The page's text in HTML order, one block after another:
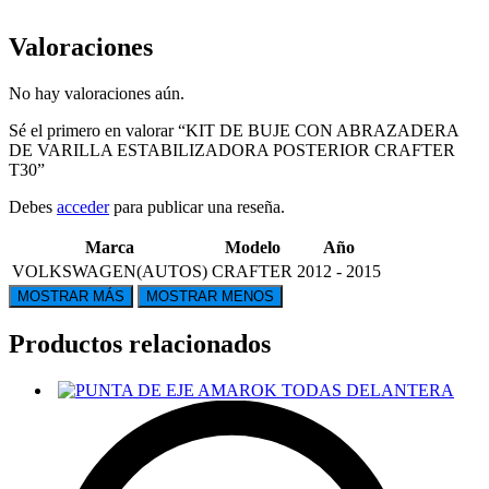
Valoraciones
No hay valoraciones aún.
Sé el primero en valorar “KIT DE BUJE CON ABRAZADERA
DE VARILLA ESTABILIZADORA POSTERIOR CRAFTER
T30”
Debes accederpara publicar una reseña.
Marca Modelo
Año
VOLKSWAGEN(AUTOS) CRAFTER 2012 - 2015
Productos relacionados